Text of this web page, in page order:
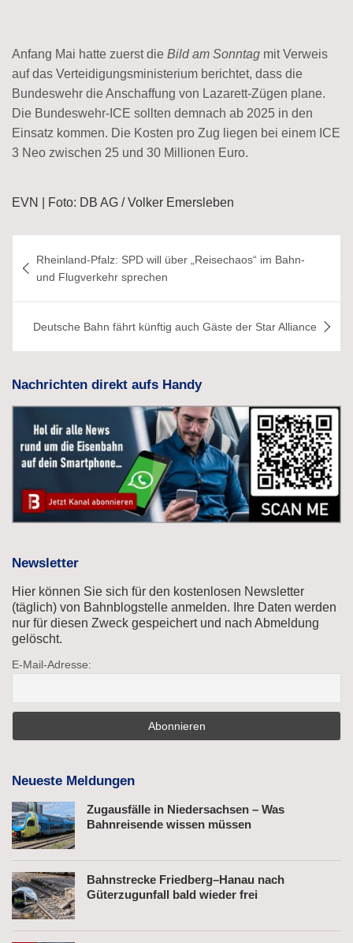
Anfang Mai hatte zuerst die Bild am Sonntag mit Verweis
auf das Verteidigungsministerium berichtet, dass die
Bundeswehr die Anschaffung von Lazarett-Zügen plane.
Die Bundeswehr-ICE sollten demnach ab 2025 in den
Einsatz kommen. Die Kosten pro Zug liegen bei einem ICE
3 Neo zwischen 25 und 30 Millionen Euro.
EVN | Foto: DB AG / Volker Emersleben
Rheinland-Pfalz: SPD will über „Reisechaos“ im Bahn-
und Flugverkehr sprechen
Deutsche Bahn fährt künftig auch Gäste der Star Alliance
Nachrichten direkt aufs Handy
Newsletter
Hier können Sie sich für den kostenlosen Newsletter
(täglich) von Bahnblogstelle anmelden. Ihre Daten werden
nur für diesen Zweck gespeichert und nach Abmeldung
gelöscht.
E-Mail-Adresse:
Neueste Meldungen
Zugausfälle in Niedersachsen – Was
Bahnreisende wissen müssen
Bahnstrecke Friedberg–Hanau nach
Güterzugunfall bald wieder frei